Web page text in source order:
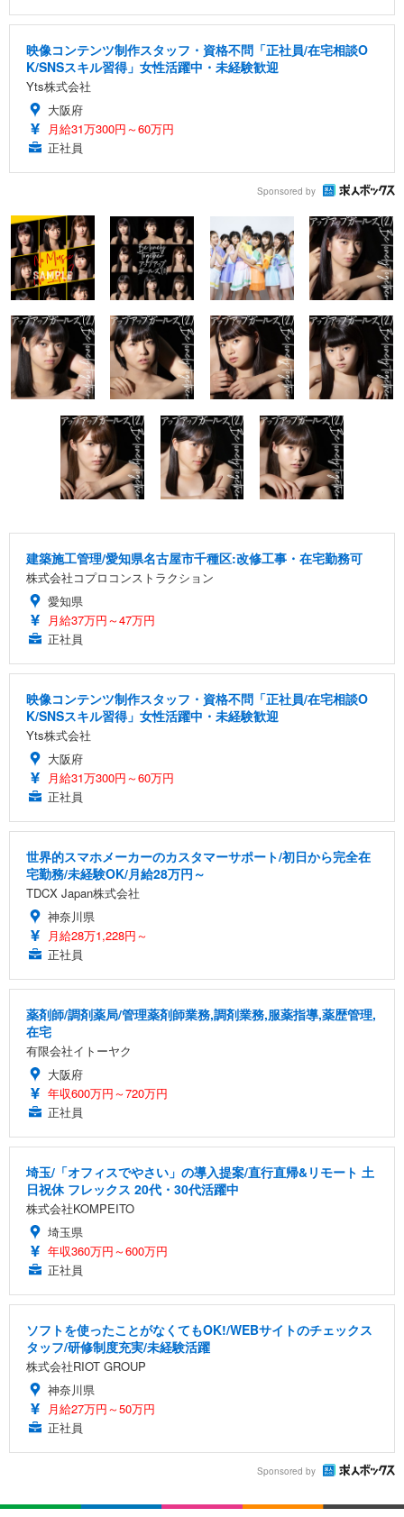
映像コンテンツ制作スタッフ・資格不問「正社員/在宅相談O
K/SNSスキル習得」女性活躍中・未経験歓迎
Yts株式会社
大阪府
月給31万300円～60万円
正社員
Sponsored by
建築施工管理/愛知県名古屋市千種区:改修工事・在宅勤務可
株式会社コプロコンストラクション
愛知県
月給37万円～47万円
正社員
映像コンテンツ制作スタッフ・資格不問「正社員/在宅相談O
K/SNSスキル習得」女性活躍中・未経験歓迎
Yts株式会社
大阪府
月給31万300円～60万円
正社員
世界的スマホメーカーのカスタマーサポート/初日から完全在
宅勤務/未経験OK/月給28万円～
TDCX Japan株式会社
神奈川県
月給28万1,228円～
正社員
薬剤師/調剤薬局/管理薬剤師業務,調剤業務,服薬指導,薬歴管理,
在宅
有限会社イトーヤク
大阪府
年収600万円～720万円
正社員
埼玉/「オフィスでやさい」の導入提案/直行直帰&リモート 土
日祝休 フレックス 20代・30代活躍中
株式会社KOMPEITO
埼玉県
年収360万円～600万円
正社員
ソフトを使ったことがなくてもOK!/WEBサイトのチェックス
タッフ/研修制度充実/未経験活躍
株式会社RIOT GROUP
神奈川県
月給27万円～50万円
正社員
Sponsored by